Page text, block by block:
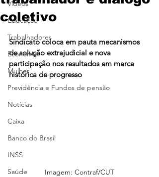
Vídeos
Educação
Trabalhadores
Economia
Mulher
Previdência e Fundos de pensão
Notícias
Caixa
Banco do Brasil
INSS
Saúde
coletivo
Sindicato coloca em pauta mecanismos
de solução extrajudicial e nova
participação nos resultados em marca
histórica de progresso
Imagem: Contraf/CUT